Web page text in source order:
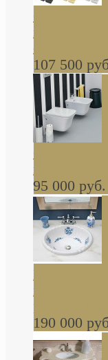
серая,
107 500
навесное
95 000 руб.
Decorated
роза В
190 000